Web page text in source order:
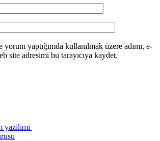
yaptığımda kullanılmak üzere adımı, e-
site adresimi bu tarayıcıya kaydet.
yazilimi